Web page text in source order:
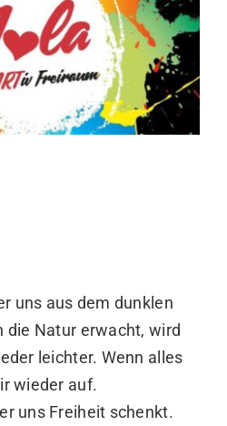
uns aus dem dunklen
die Natur erwacht, wird
leichter. Wenn alles
wieder auf.
uns Freiheit schenkt.